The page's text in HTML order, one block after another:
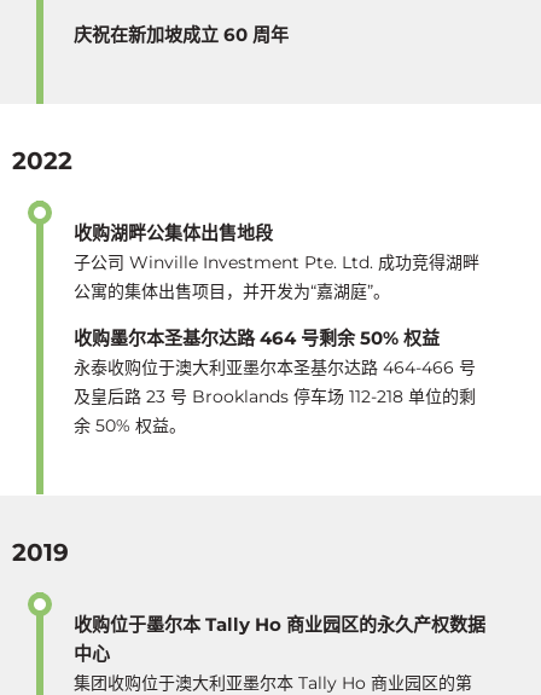
庆祝在新加坡成立 60 周年
2022
收购湖畔公集体出售地段
子公司 Winville Investment Pte. Ltd. 成功竞得湖畔
公寓的集体出售项目，并开发为“嘉湖庭”。
收购墨尔本圣基尔达路 464 号剩余 50% 权益
永泰收购位于澳大利亚墨尔本圣基尔达路 464-466 号
及皇后路 23 号 Brooklands 停车场 112-218 单位的剩
余 50% 权益。
2019
收购位于墨尔本 Tally Ho 商业园区的永久产权数据
中心
集团收购位于澳大利亚墨尔本 Tally Ho 商业园区的第